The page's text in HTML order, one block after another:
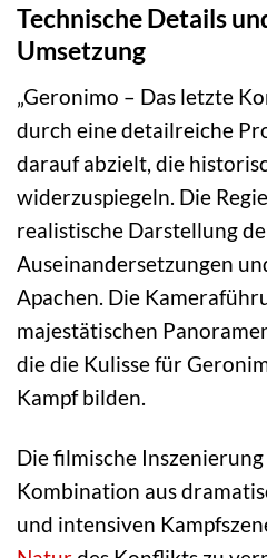
Technische Details
Umsetzung
„Geronimo – Das letzte
durch eine detailreiche
darauf abzielt, die
widerzuspiegeln. Die
realistische Darstellung
Auseinandersetzungen
Apachen. Die
majestätischen
die die Kulisse für
Kampf bilden.
Die filmische
Kombination aus
und intensiven